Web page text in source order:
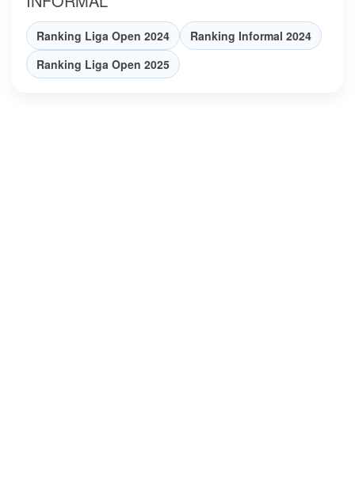
Ranking Liga Open 2024
Ranking Informal 2024
Ranking Liga Open 2025